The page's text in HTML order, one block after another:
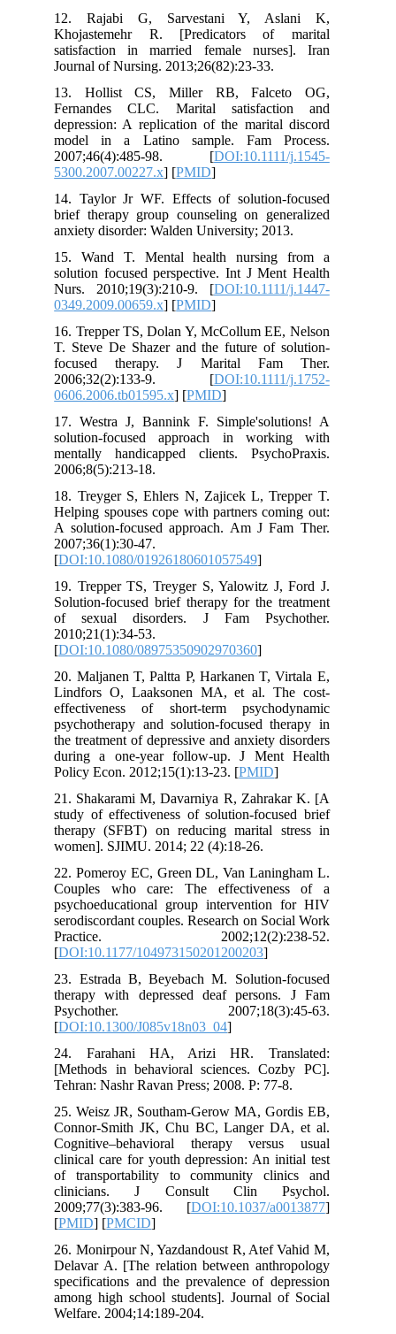
12. Rajabi G, Sarvestani Y, Aslani K,
Khojastemehr R. [Predicators of marital
satisfaction in married female nurses]. Iran
Journal of Nursing. 2013;26(82):23-33.
13. Hollist CS, Miller RB, Falceto OG,
Fernandes CLC. Marital satisfaction and
depression: A replication of the marital discord
model in a Latino sample. Fam Process.
2007;46(4):485-98. [DOI:10.1111/j.1545-
5300.2007.00227.x] [PMID
14. Taylor Jr WF. Effects of solution-focused
brief therapy group counseling on generalized
anxiety disorder: Walden University; 2013.
15. Wand T. Mental health nursing from a
solution focused perspective. Int J Ment Health
Nurs. 2010;19(3):210-9. [DOI:10.1111/j.1447-
0349.2009.00659.x] [PMID
16. Trepper TS, Dolan Y, McCollum EE, Nelson
T. Steve De Shazer and the future of solution‐
focused therapy. J Marital Fam Ther.
2006;32(2):133-9. [DOI:10.1111/j.1752-
0606.2006.tb01595.x] [PMID
17. Westra J, Bannink F. Simple'solutions! A
solution-focused approach in working with
mentally handicapped clients. PsychoPraxis.
2006;8(5):213-18.
18. Treyger S, Ehlers N, Zajicek L, Trepper T.
Helping spouses cope with partners coming out:
A solution-focused approach. Am J Fam Ther.
2007;36(1):30-47.
[DOI:10.1080/01926180601057549
19. Trepper TS, Treyger S, Yalowitz J, Ford J.
Solution-focused brief therapy for the treatment
of sexual disorders. J Fam Psychother.
2010;21(1):34-53.
[DOI:10.1080/08975350902970360
20. Maljanen T, Paltta P, Harkanen T, Virtala E,
Lindfors O, Laaksonen MA, et al. The cost-
effectiveness of short-term psychodynamic
psychotherapy and solution-focused therapy in
the treatment of depressive and anxiety disorders
during a one-year follow-up. J Ment Health
Policy Econ. 2012;15(1):13-23. [PMID
21. Shakarami M, Davarniya R, Zahrakar K. [A
study of effectiveness of solution-focused brief
therapy (SFBT) on reducing marital stress in
women]. SJIMU. 2014; 22 (4):18-26.
22. Pomeroy EC, Green DL, Van Laningham L.
Couples who care: The effectiveness of a
psychoeducational group intervention for HIV
serodiscordant couples. Research on Social Work
Practice. 2002;12(2):238-52.
[DOI:10.1177/104973150201200203
23. Estrada B, Beyebach M. Solution-focused
therapy with depressed deaf persons. J Fam
Psychother. 2007;18(3):45-63.
[DOI:10.1300/J085v18n03_04
24. Farahani HA, Arizi HR. Translated:
[Methods in behavioral sciences. Cozby PC].
Tehran: Nashr Ravan Press; 2008. P: 77-8.
25. Weisz JR, Southam-Gerow MA, Gordis EB,
Connor-Smith JK, Chu BC, Langer DA, et al.
Cognitive–behavioral therapy versus usual
clinical care for youth depression: An initial test
of transportability to community clinics and
clinicians. J Consult Clin Psychol.
2009;77(3):383-96. [DOI:10.1037/a0013877
[PMID] [PMCID
26. Monirpour N, Yazdandoust R, Atef Vahid M,
Delavar A. [The relation between anthropology
specifications and the prevalence of depression
among high school students]. Journal of Social
Welfare. 2004;14:189-204.